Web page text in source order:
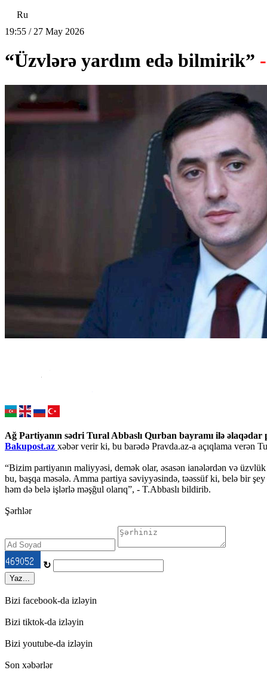
Ru
19:55 / 27 May 2026
“Üzvlərə yardım edə bilmirik”
Ağ Partiyanın sədri Tural Abbaslı Qurban bayramı ilə
Bakupost.az xəbər verir ki, bu barədə Pravda.az-a açıqlama verən
“Bizim partiyanın maliyyəsi, demək olar, əsasən ianələrdən və
bu, başqa məsələ. Amma partiya səviyyəsində, təəssüf ki, belə bir
həm də belə işlərlə məşğul olarıq”, - T.Abbaslı bildirib.
Şərhlər
↻
Yaz...
Bizi facebook-da izləyin
Bizi tiktok-da izləyin
Bizi youtube-da izləyin
Son xəbərlər